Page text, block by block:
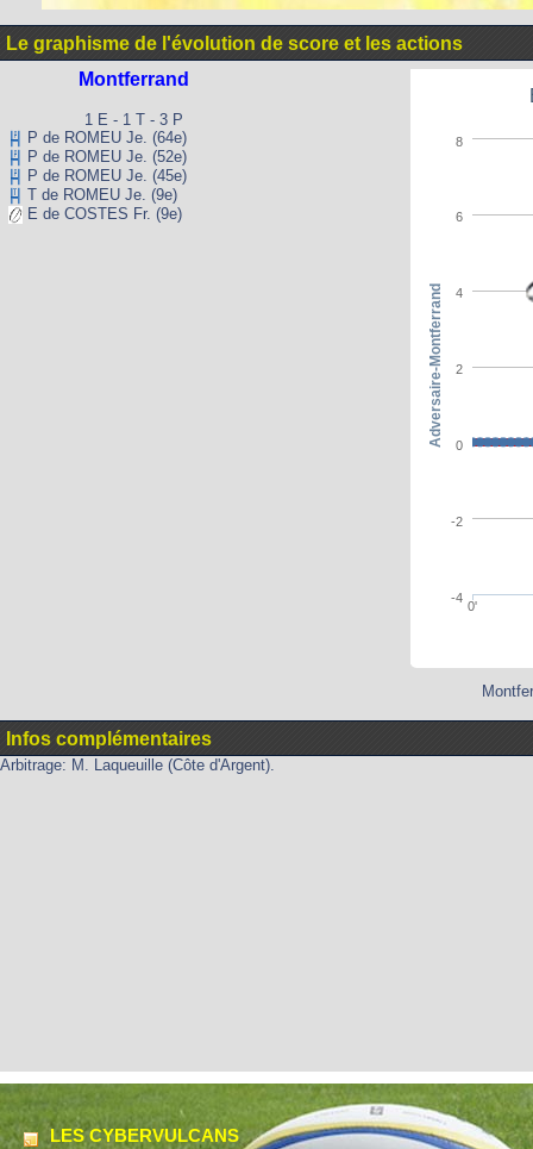
Le graphisme de l'évolution de score et les actions
Montferrand
1 E - 1 T - 3 P
P de ROMEU Je. (64e)
P de ROMEU Je. (52e)
P de ROMEU Je. (45e)
T de ROMEU Je. (9e)
E de COSTES Fr. (9e)
0'
-4
-2
0
2
4
6
8
Adversaire-Montferrand
Infos complémentaires
Arbitrage: M. Laqueuille (Côte d'Argent).
LES CYBERVULCANS